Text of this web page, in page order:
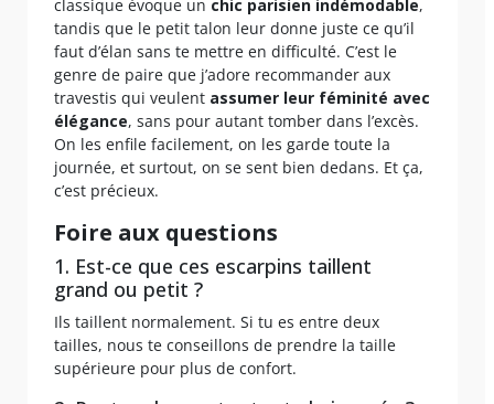
classique évoque un chic parisien indémodable,
tandis que le petit talon leur donne juste ce qu’il
faut d’élan sans te mettre en difficulté. C’est le
genre de paire que j’adore recommander aux
travestis qui veulent assumer leur féminité avec
élégance, sans pour autant tomber dans l’excès.
On les enfile facilement, on les garde toute la
journée, et surtout, on se sent bien dedans. Et ça,
c’est précieux.
Foire aux questions
1. Est-ce que ces escarpins taillent
grand ou petit ?
Ils taillent normalement. Si tu es entre deux
tailles, nous te conseillons de prendre la taille
supérieure pour plus de confort.